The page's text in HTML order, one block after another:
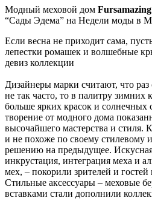
Модный меховой дом Fursamazing
“Сады Эдема” на Недели моды в
Если весна не приходит сама,
лепестки ромашек и волшебные
девиз коллекции
Дизайнеры марки считают, что раз
не так часто, то в палитру зимних
больше ярких красок и
творение от модного дома
высочайшего мастерства и стиля.
и не похоже по своему стилевому
решению на предыдущее.
инкрустация, интеграция меха и
мех, – покорили зрителей и гостей
Стильные аксессуары – меховые
вставками стали дополнили